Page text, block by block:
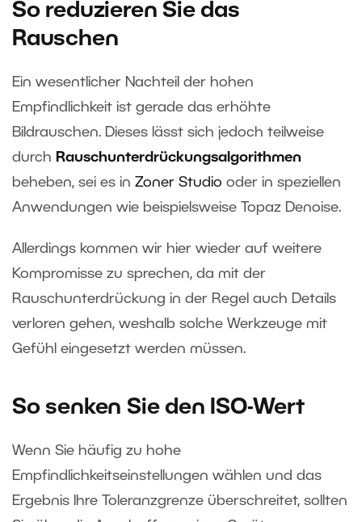
So reduzieren Sie das
Rauschen
Ein wesentlicher Nachteil der hohen
Empfindlichkeit ist gerade das erhöhte
Bildrauschen. Dieses lässt sich jedoch teilweise
durch Rauschunterdrückungsalgorithmen
beheben, sei es in Zoner Studio oder in speziellen
Anwendungen wie beispielsweise Topaz Denoise.
Allerdings kommen wir hier wieder auf weitere
Kompromisse zu sprechen, da mit der
Rauschunterdrückung in der Regel auch Details
verloren gehen, weshalb solche Werkzeuge mit
Gefühl eingesetzt werden müssen.
So senken Sie den ISO-Wert
Wenn Sie häufig zu hohe
Empfindlichkeitseinstellungen wählen und das
Ergebnis Ihre Toleranzgrenze überschreitet, sollten